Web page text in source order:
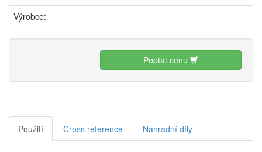
Výrobce:
Poptat cenu
Použití Cross reference Náhradní díly